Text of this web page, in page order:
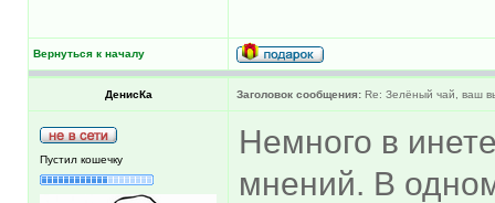
Вернуться к началу
ДенисКа Заголовок сообщения: Re: Зелёный чай, ваш
Пустил кошечку
Немного в
мнений. В